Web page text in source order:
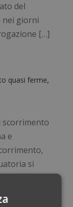
del
nei giorni
[…]
quasi ferme,
scorrimento
e
si